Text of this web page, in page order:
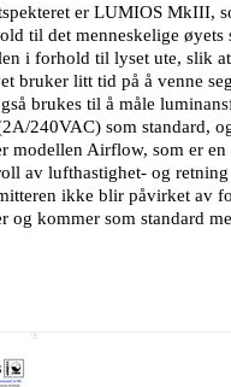
er LUMIOS MkIII,
til det menneskelige øyets
i forhold til lyset ute, slik
bruker litt tid på å venne
brukes til å måle
240VAC) som standard,
modellen Airflow, som er
av lufthastighet- og
ikke blir påvirket av
og kommer som standard